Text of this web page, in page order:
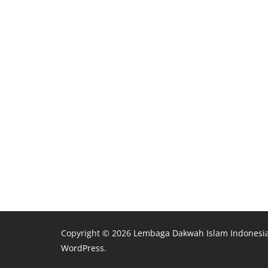
Copyright © 2026 Lembaga Dakwah Islam
WordPress.